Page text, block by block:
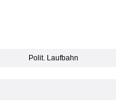
Polit. Laufbahn